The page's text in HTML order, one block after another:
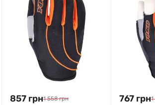
857 грн1 558 грн 767 грн